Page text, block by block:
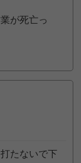
が死亡っ
たないで下